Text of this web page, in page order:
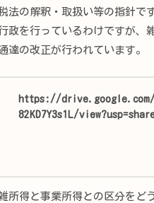
の解釈・取扱い等の指針で
政を行っているわけですが、
達の改正が行われています。
https://drive.google.com/
82KD7Y3s1L/
得と事業所得との区分をど